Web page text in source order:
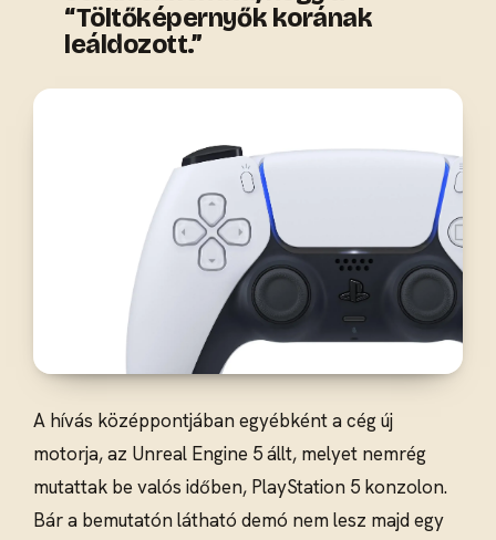
“Töltőképernyők korának
leáldozott.”
A hívás középpontjában egyébként a cég új
motorja, az Unreal Engine 5 állt, melyet nemrég
mutattak be valós időben, PlayStation 5 konzolon.
Bár a bemutatón látható demó nem lesz majd egy